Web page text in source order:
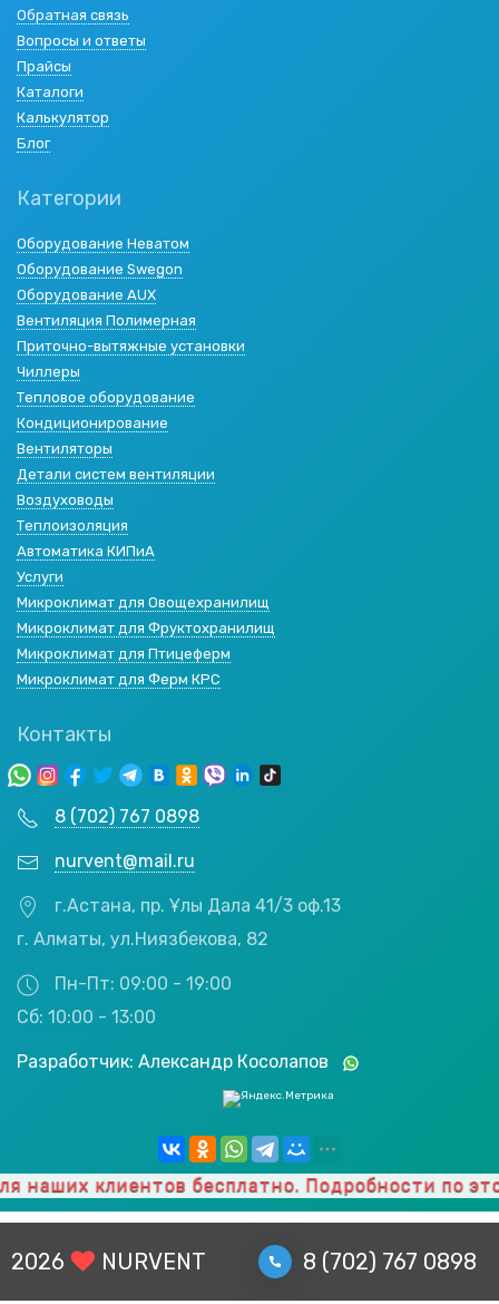
Обратная связь
Вопросы и ответы
Прайсы
Каталоги
Калькулятор
Блог
Категории
Оборудование Неватом
Оборудование Swegon
Оборудование AUX
Вентиляция Полимерная
Приточно-вытяжные установки
Чиллеры
Тепловое оборудование
Кондиционирование
Вентиляторы
Детали систем вентиляции
Воздуховоды
Теплоизоляция
Автоматика КИПиА
Услуги
Микроклимат для Овощехранилищ
Микроклимат для Фруктохранилищ
Микроклимат для Птицеферм
Микроклимат для Ферм КРС
Контакты
8 (702) 767 0898
nurvent@mail.ru
г.Астана, пр. Ұлы Дала 41/3 оф.13
г. Алматы, ул.Ниязбекова, 82
Пн-Пт: 09:00 - 19:00
Сб: 10:00 - 13:00
Разработчик: Александр Косолапов
клиентов бесплатно. Подробности по этой
2026 NURVENT 8 (702) 767 0898